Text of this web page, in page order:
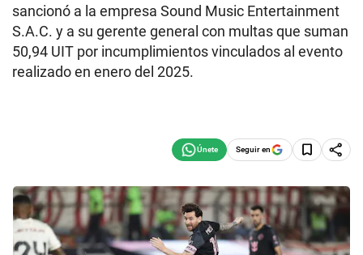
sancionó a la empresa Sound Music Entertainment
S.A.C. y a su gerente general con multas que suman
50,94 UIT por incumplimientos vinculados al evento
realizado en enero del 2025.
Seguir en